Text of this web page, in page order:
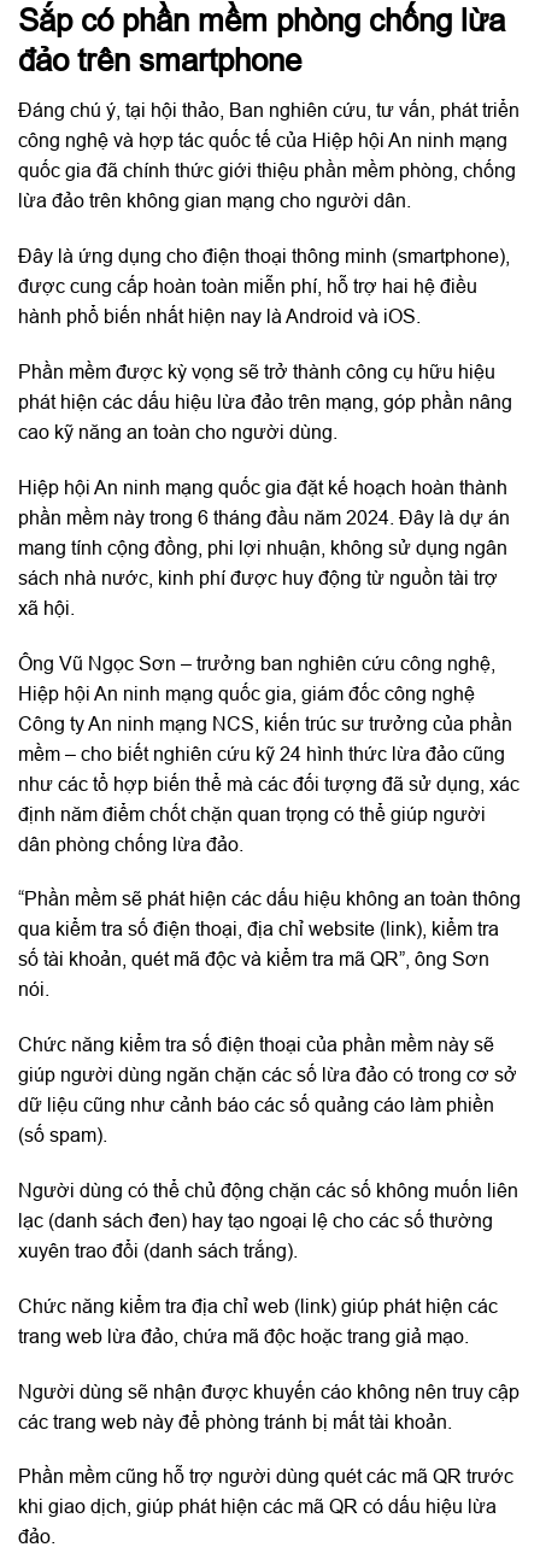
Sắp có phần mềm phòng chống lừa
đảo trên smartphone
Đáng chú ý, tại hội thảo, Ban nghiên cứu, tư vấn, phát triển
công nghệ và hợp tác quốc tế của Hiệp hội An ninh mạng
quốc gia đã chính thức giới thiệu phần mềm phòng, chống
lừa đảo trên không gian mạng cho người dân.
Đây là ứng dụng cho điện thoại thông minh (smartphone),
được cung cấp hoàn toàn miễn phí, hỗ trợ hai hệ điều
hành phổ biến nhất hiện nay là Android và iOS.
Phần mềm được kỳ vọng sẽ trở thành công cụ hữu hiệu
phát hiện các dấu hiệu lừa đảo trên mạng, góp phần nâng
cao kỹ năng an toàn cho người dùng.
Hiệp hội An ninh mạng quốc gia đặt kế hoạch hoàn thành
phần mềm này trong 6 tháng đầu năm 2024. Đây là dự án
mang tính cộng đồng, phi lợi nhuận, không sử dụng ngân
sách nhà nước, kinh phí được huy động từ nguồn tài trợ
xã hội.
Ông Vũ Ngọc Sơn – trưởng ban nghiên cứu công nghệ,
Hiệp hội An ninh mạng quốc gia, giám đốc công nghệ
Công ty An ninh mạng NCS, kiến trúc sư trưởng của phần
mềm – cho biết nghiên cứu kỹ 24 hình thức lừa đảo cũng
như các tổ hợp biến thể mà các đối tượng đã sử dụng, xác
định năm điểm chốt chặn quan trọng có thể giúp người
dân phòng chống lừa đảo.
“Phần mềm sẽ phát hiện các dấu hiệu không an toàn thông
qua kiểm tra số điện thoại, địa chỉ website (link), kiểm tra
số tài khoản, quét mã độc và kiểm tra mã QR”, ông Sơn
nói.
Chức năng kiểm tra số điện thoại của phần mềm này sẽ
giúp người dùng ngăn chặn các số lừa đảo có trong cơ sở
dữ liệu cũng như cảnh báo các số quảng cáo làm phiền
(số spam).
Người dùng có thể chủ động chặn các số không muốn liên
lạc (danh sách đen) hay tạo ngoại lệ cho các số thường
xuyên trao đổi (danh sách trắng).
Chức năng kiểm tra địa chỉ web (link) giúp phát hiện các
trang web lừa đảo, chứa mã độc hoặc trang giả mạo.
Người dùng sẽ nhận được khuyến cáo không nên truy cập
các trang web này để phòng tránh bị mất tài khoản.
Phần mềm cũng hỗ trợ người dùng quét các mã QR trước
khi giao dịch, giúp phát hiện các mã QR có dấu hiệu lừa
đảo.